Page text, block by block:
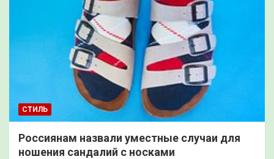
СТИЛЬ
Россиянам назвали уместные случаи для
ношения сандалий с носками